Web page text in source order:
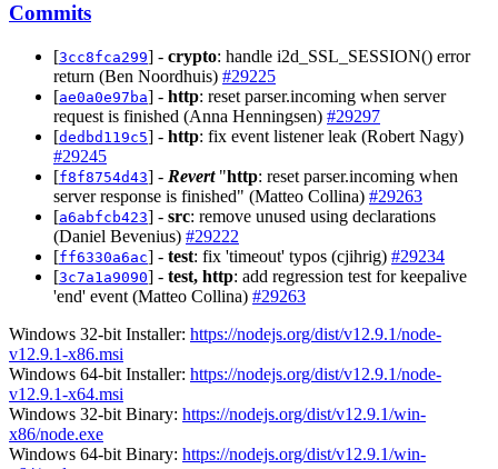
Commits
[3cc8fca299] - crypto: handle i2d_SSL_SESSION() error
return (Ben Noordhuis) #29225
[ae0a0e97ba] - http: reset parser.incoming when server
request is finished (Anna Henningsen) #29297
[dedbd119c5] - http: fix event listener leak (Robert Nagy)
#29245
[f8f8754d43] - Revert"http: reset parser.incoming when
server response is finished" (Matteo Collina) #29263
[a6abfcb423] - src: remove unused using declarations
(Daniel Bevenius) #29222
[ff6330a6ac] - test: fix 'timeout' typos (cjihrig) #29234
[3c7a1a9090] - test, http: add regression test for keepalive
'end' event (Matteo Collina) #29263
Windows 32-bit Installer: https://nodejs.org/dist/v12.9.1/node-
v12.9.1-x86.msi
Windows 64-bit Installer: https://nodejs.org/dist/v12.9.1/node-
v12.9.1-x64.msi
Windows 32-bit Binary: https://nodejs.org/dist/v12.9.1/win-
x86/node.exe
Windows 64-bit Binary: https://nodejs.org/dist/v12.9.1/win-